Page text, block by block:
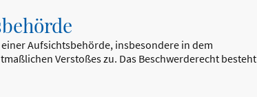
Aufsichtsbehörde, insbesondere in dem
Verstoßes zu. Das Beschwerderecht besteht